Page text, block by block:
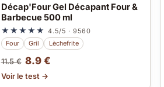
Décap'Four Gel Décapant Four &
Barbecue 500 ml
★★★★★ 4.5/5 · 9560
Four
Gril Lèchefrite
11.5 € 8.9 €
Voir le test →